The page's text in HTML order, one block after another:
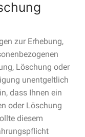
zur Erhebung,
Löschung oder
unentgeltlich
dass Ihnen ein
oder Löschung
diesem